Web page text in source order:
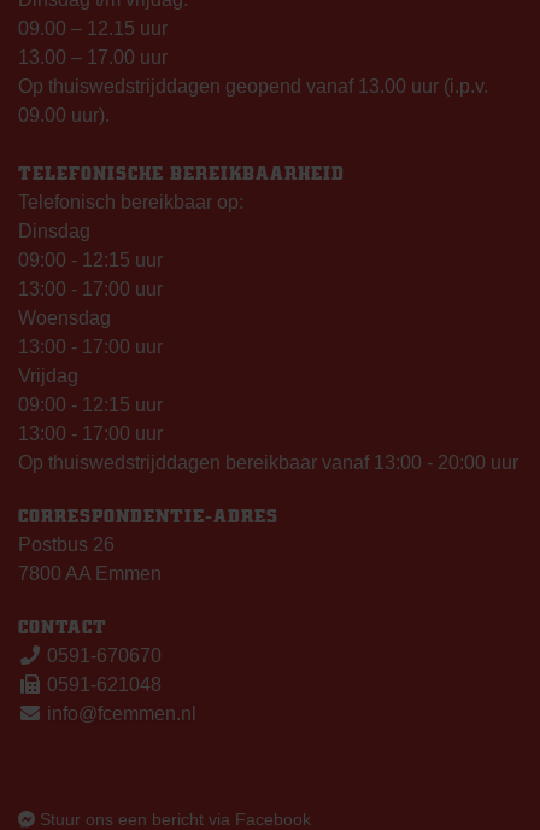
09.00 – 12.15 uur
13.00 – 17.00 uur
Op thuiswedstrijddagen geopend vanaf 13.00 uur (i.p.v.
09.00 uur).
TELEFONISCHE BEREIKBAARHEID
Telefonisch bereikbaar op:
Dinsdag
09:00 - 12:15 uur
13:00 - 17:00 uur
Woensdag
13:00 - 17:00 uur
Vrijdag
09:00 - 12:15 uur
13:00 - 17:00 uur
Op thuiswedstrijddagen bereikbaar vanaf 13:00 - 20:00 uur
CORRESPONDENTIE-ADRES
Postbus 26
7800 AA Emmen
CONTACT
0591-670670
0591-621048
info@fcemmen.nl
Stuur ons een bericht via Facebook